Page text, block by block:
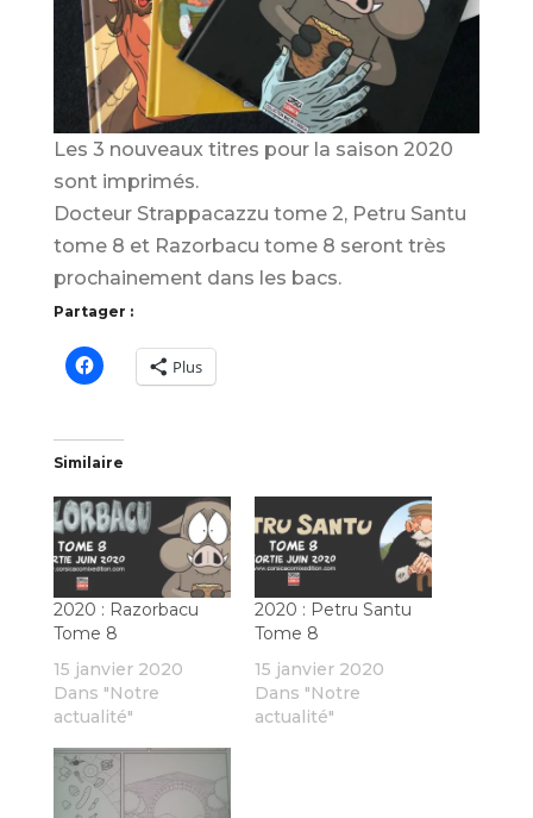
Les 3 nouveaux titres pour la saison 2020
sont imprimés.
Docteur Strappacazzu tome 2, Petru Santu
tome 8 et Razorbacu tome 8 seront très
prochainement dans les bacs.
Partager :
Plus
Similaire
2020 : Razorbacu
Tome 8
15 janvier 2020
Dans "Notre
actualité"
2020 : Petru Santu
Tome 8
15 janvier 2020
Dans "Notre
actualité"